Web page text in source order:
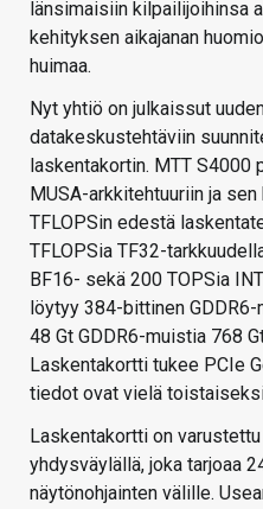
länsimaisiin kilpailijoihinsa
kehityksen aikajanan
huimaa.
Nyt yhtiö on julkaissut
datakeskustehtäviin
laskentakortin. MTT S4000
MUSA-arkkitehtuuriin ja
TFLOPSin edestä
TFLOPSia TF32-
BF16- sekä 200 TOPSia
löytyy 384-bittinen
48 Gt GDDR6-muistia 768
Laskentakortti tukee PCIe
tiedot ovat vielä
Laskentakortti on
yhdysväylällä, joka tarjoaa
näytönohjainten välille.